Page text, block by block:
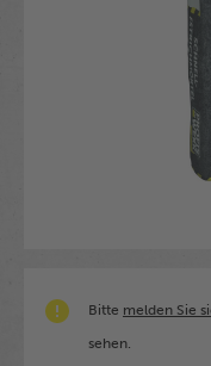
Bitte melden Sie
sehen.